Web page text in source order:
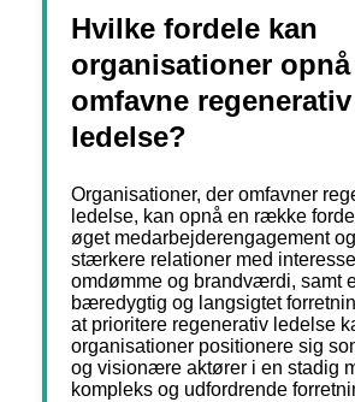
Hvilke fordele kan
organisationer
omfavne regenerativ
ledelse?
Organisationer, der omfavner
ledelse, kan opnå en række
øget medarbejderengagement
stærkere relationer med
omdømme og brandværdi, samt
bæredygtig og langsigtet
at prioritere regenerativ ledelse
organisationer positionere sig
og visionære aktører i en stadig
kompleks og udfordrende